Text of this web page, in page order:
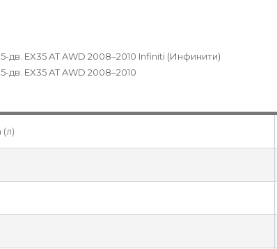
дв. EX35 AT AWD 2008–2010 Infiniti (Инфинити)
дв. EX35 AT AWD 2008–2010